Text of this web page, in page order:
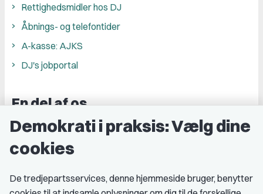
Rettighedsmidler hos DJ
Åbnings- og telefontider
A-kasse: AJKS
DJ's jobportal
En del af os
Grupper og kredse
Studenterorganisationer
Demokrati i praksis: Vælg dine
cookies
De tredjepartsservices, denne hjemmeside bruger, benytter